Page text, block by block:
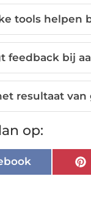
tools helpen
feedback bij
resultaat
op: